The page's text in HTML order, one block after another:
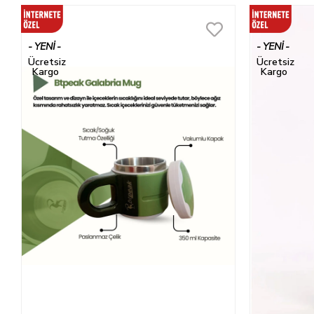
YENI
ÜRÜN
Ücretsiz
Kargo
YENI
ÜRÜN
Ücretsiz
Kargo